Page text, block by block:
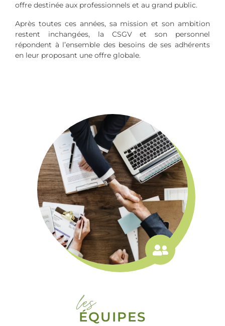
offre destinée aux professionnels et au grand public.
Après toutes ces années, sa mission et son ambition
restent inchangées, la CSGV et son personnel
répondent à l’ensemble des besoins de ses adhérents
en leur proposant une offre globale.
les
ÉQUIPES